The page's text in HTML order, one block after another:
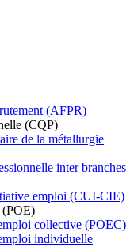
(AFPR)
(CQP)
de la métallurgie
inter branches
emploi (CUI-CIE)
(POE)
collective (POEC)
individuelle